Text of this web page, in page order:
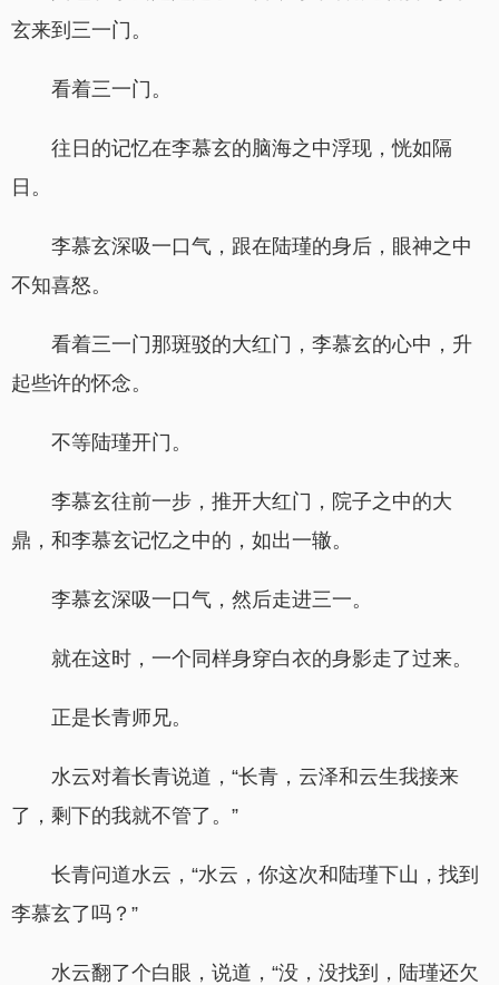
玄来到三一门。
看着三一门。
往日的记忆在李慕玄的脑海之中浮现，恍如隔
日。
李慕玄深吸一口气，跟在陆瑾的身后，眼神之中
不知喜怒。
看着三一门那斑驳的大红门，李慕玄的心中，升
起些许的怀念。
不等陆瑾开门。
李慕玄往前一步，推开大红门，院子之中的大
鼎，和李慕玄记忆之中的，如出一辙。
李慕玄深吸一口气，然后走进三一。
就在这时，一个同样身穿白衣的身影走了过来。
正是长青师兄。
水云对着长青说道，“长青，云泽和云生我接来
了，剩下的我就不管了。”
长青问道水云，“水云，你这次和陆瑾下山，找到
李慕玄了吗？”
水云翻了个白眼，说道，“没，没找到，陆瑾还欠